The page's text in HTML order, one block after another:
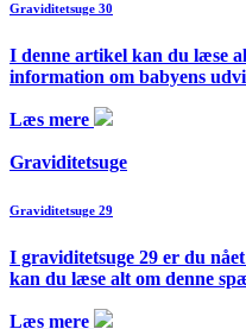
Graviditetsuge 30
I denne artikel kan du læse
information om babyens
Læs mere
Graviditetsuge
Graviditetsuge 29
I graviditetsuge 29 er du
kan du læse alt om denne
Læs mere